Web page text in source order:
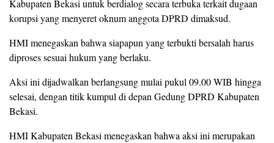
Kabupaten Bekasi untuk berdialog secara terbuka terkait dugaan
korupsi yang menyeret oknum anggota DPRD dimaksud.
HMI menegaskan bahwa siapapun yang terbukti bersalah harus
diproses sesuai hukum yang berlaku.
Aksi ini dijadwalkan berlangsung mulai pukul 09.00 WIB hingga
selesai, dengan titik kumpul di depan Gedung DPRD Kabupaten
Bekasi.
HMI Kabupaten Bekasi menegaskan bahwa aksi ini merupakan